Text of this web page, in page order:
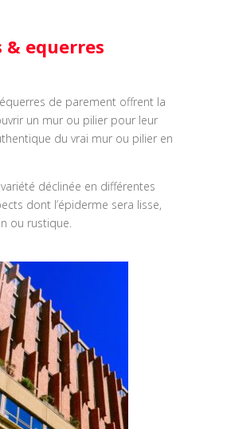
& equerres
de parement offrent la
un mur ou pilier pour leur
du vrai mur ou pilier en
déclinée en différentes
dont l’épiderme sera lisse,
ou rustique.